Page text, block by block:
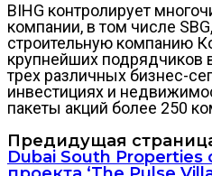
BIHG контролирует
компании, в том числе
строительную компанию
крупнейших подрядчиков
трех различных бизнес-
инвестициях и
пакеты акций более 250
Предидущая
Dubai South Properties